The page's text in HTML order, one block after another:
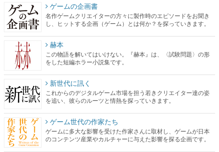
ゲームの企画書
名作ゲームクリエイターの方々に製作時のエピソードをお聞き
し、ヒットする企画（ゲーム）とは何か？を探っていきます。
赫本
この物語を解いてはいけない。『赫本』は、〈試験問題〉の形
をした短編ホラー小説集です。
新世代に訊く
これからのデジタルゲーム市場を担う若きクリエイター達の姿
を追い、彼らのルーツと情熱を探っていきます。
ゲーム世代の作家たち
ゲームに多大な影響を受けた作家さんに取材し、ゲームが日本
のコンテンツ産業やカルチャーに与えた影響を探る企画です。